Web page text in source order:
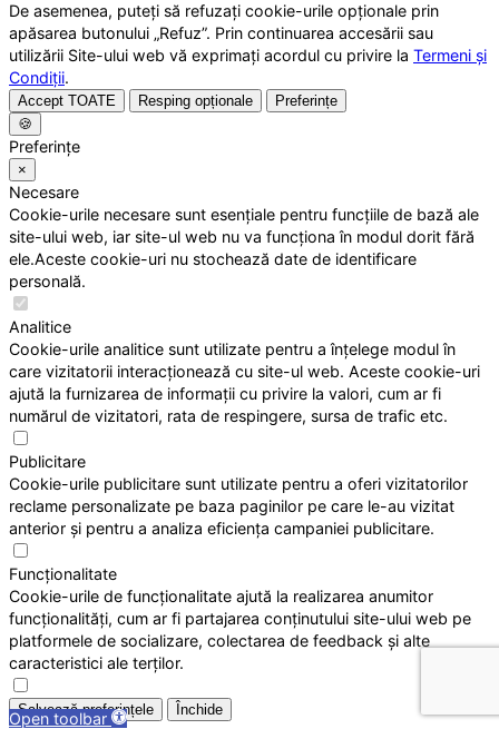
Open toolbar
De asemenea, puteți să refuzați cookie-urile opționale prin
apăsarea butonului „Refuz”. Prin continuarea accesării sau
utilizării Site-ului web vă exprimați acordul cu privire la Termeni și
Condiții.
Accept TOATE Resping opționale
Preferințe
🍪
Preferințe
×
Necesare
Cookie-urile necesare sunt esențiale pentru funcțiile de bază ale
site-ului web, iar site-ul web nu va funcționa în modul dorit fără
ele.Aceste cookie-uri nu stochează date de identificare
personală.
Analitice
Cookie-urile analitice sunt utilizate pentru a înțelege modul în
care vizitatorii interacționează cu site-ul web. Aceste cookie-uri
ajută la furnizarea de informații cu privire la valori, cum ar fi
numărul de vizitatori, rata de respingere, sursa de trafic etc.
Publicitare
Cookie-urile publicitare sunt utilizate pentru a oferi vizitatorilor
reclame personalizate pe baza paginilor pe care le-au vizitat
anterior și pentru a analiza eficiența campaniei publicitare.
Funcționalitate
Cookie-urile de funcționalitate ajută la realizarea anumitor
funcționalități, cum ar fi partajarea conținutului site-ului web pe
platformele de socializare, colectarea de feedback și alte
caracteristici ale terților.
Salvează preferințele Închide